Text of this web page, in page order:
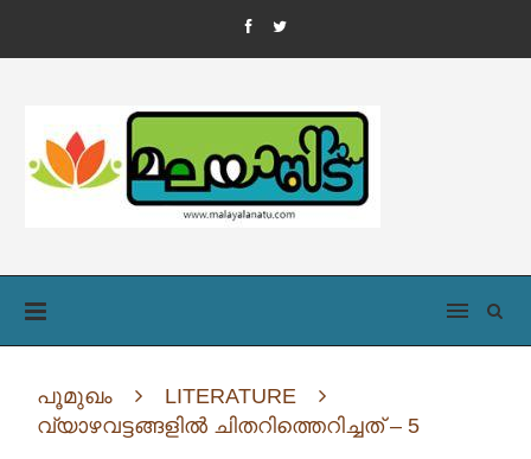
പൂമുഖം
LITERATURE
വ്യാഴവട്ടങ്ങളില്‍ ചിതറിത്തെറിച്ചത് – 5